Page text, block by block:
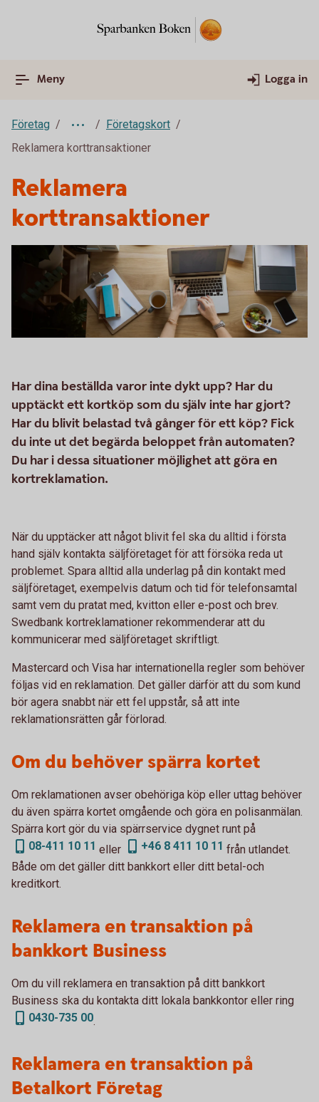
Meny Logga in
Företag
Företagskort
Reklamera korttransaktioner
Reklamera
korttransaktioner
Har dina beställda varor inte dykt upp? Har du
upptäckt ett kortköp som du själv inte har gjort?
Har du blivit belastad två gånger för ett köp? Fick
du inte ut det begärda beloppet från automaten?
Du har i dessa situationer möjlighet att göra en
kortreklamation.
När du upptäcker att något blivit fel ska du alltid i första
hand själv kontakta säljföretaget för att försöka reda ut
problemet. Spara alltid alla underlag på din kontakt med
säljföretaget, exempelvis datum och tid för telefonsamtal
samt vem du pratat med, kvitton eller e-post och brev.
Swedbank kortreklamationer rekommenderar att du
kommunicerar med säljföretaget skriftligt.
Mastercard och Visa har internationella regler som behöver
följas vid en reklamation. Det gäller därför att du som kund
bör agera snabbt när ett fel uppstår, så att inte
reklamationsrätten går förlorad.
Om du behöver spärra kortet
Om reklamationen avser obehöriga köp eller uttag behöver
du även spärra kortet omgående och göra en polisanmälan.
Spärra kort gör du via spärrservice dygnet runt på
08-411 10 11 eller +46 8 411 10 11 från utlandet.
Både om det gäller ditt bankkort eller ditt betal-och
kreditkort.
Reklamera en transaktion på
bankkort Business
Om du vill reklamera en transaktion på ditt bankkort
Business ska du kontakta ditt lokala bankkontor eller ring
0430-735 00.
Reklamera en transaktion på
Betalkort Företag